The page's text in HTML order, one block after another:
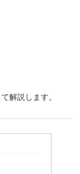
解説します。